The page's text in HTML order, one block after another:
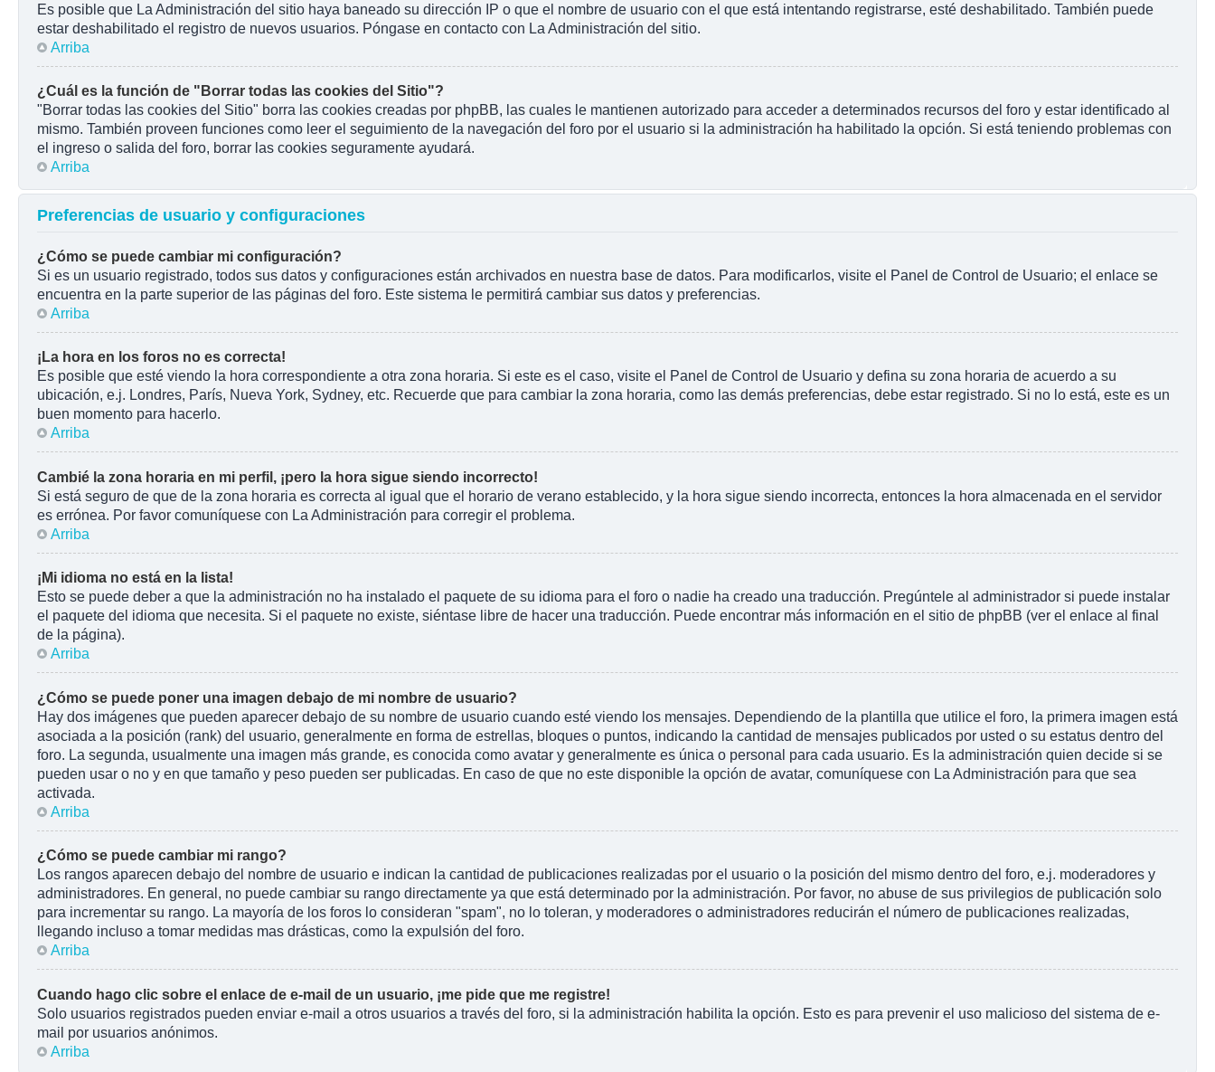
Es posible que La Administración del sitio haya baneado su dirección IP o que el nombre de usuario con el que está intentando registrarse, esté deshabilitado. También puede
estar deshabilitado el registro de nuevos usuarios. Póngase en contacto con La Administración del sitio.
Arriba
¿Cuál es la función de "Borrar todas las cookies del Sitio"?
"Borrar todas las cookies del Sitio" borra las cookies creadas por phpBB, las cuales le mantienen autorizado para acceder a determinados recursos del foro y estar identificado al
mismo. También proveen funciones como leer el seguimiento de la navegación del foro por el usuario si la administración ha habilitado la opción. Si está teniendo problemas con
el ingreso o salida del foro, borrar las cookies seguramente ayudará.
Arriba
Preferencias de usuario y configuraciones
¿Cómo se puede cambiar mi configuración?
Si es un usuario registrado, todos sus datos y configuraciones están archivados en nuestra base de datos. Para modificarlos, visite el Panel de Control de Usuario; el enlace se
encuentra en la parte superior de las páginas del foro. Este sistema le permitirá cambiar sus datos y preferencias.
Arriba
¡La hora en los foros no es correcta!
Es posible que esté viendo la hora correspondiente a otra zona horaria. Si este es el caso, visite el Panel de Control de Usuario y defina su zona horaria de acuerdo a su
ubicación, e.j. Londres, París, Nueva York, Sydney, etc. Recuerde que para cambiar la zona horaria, como las demás preferencias, debe estar registrado. Si no lo está, este es un
buen momento para hacerlo.
Arriba
Cambié la zona horaria en mi perfil, ¡pero la hora sigue siendo incorrecto!
Si está seguro de que de la zona horaria es correcta al igual que el horario de verano establecido, y la hora sigue siendo incorrecta, entonces la hora almacenada en el servidor
es errónea. Por favor comuníquese con La Administración para corregir el problema.
Arriba
¡Mi idioma no está en la lista!
Esto se puede deber a que la administración no ha instalado el paquete de su idioma para el foro o nadie ha creado una traducción. Pregúntele al administrador si puede instalar
el paquete del idioma que necesita. Si el paquete no existe, siéntase libre de hacer una traducción. Puede encontrar más información en el sitio de phpBB (ver el enlace al final
de la página).
Arriba
¿Cómo se puede poner una imagen debajo de mi nombre de usuario?
Hay dos imágenes que pueden aparecer debajo de su nombre de usuario cuando esté viendo los mensajes. Dependiendo de la plantilla que utilice el foro, la primera imagen está
asociada a la posición (rank) del usuario, generalmente en forma de estrellas, bloques o puntos, indicando la cantidad de mensajes publicados por usted o su estatus dentro del
foro. La segunda, usualmente una imagen más grande, es conocida como avatar y generalmente es única o personal para cada usuario. Es la administración quien decide si se
pueden usar o no y en que tamaño y peso pueden ser publicadas. En caso de que no este disponible la opción de avatar, comuníquese con La Administración para que sea
activada.
Arriba
¿Cómo se puede cambiar mi rango?
Los rangos aparecen debajo del nombre de usuario e indican la cantidad de publicaciones realizadas por el usuario o la posición del mismo dentro del foro, e.j. moderadores y
administradores. En general, no puede cambiar su rango directamente ya que está determinado por la administración. Por favor, no abuse de sus privilegios de publicación solo
para incrementar su rango. La mayoría de los foros lo consideran "spam", no lo toleran, y moderadores o administradores reducirán el número de publicaciones realizadas,
llegando incluso a tomar medidas mas drásticas, como la expulsión del foro.
Arriba
Cuando hago clic sobre el enlace de e-mail de un usuario, ¡me pide que me registre!
Solo usuarios registrados pueden enviar e-mail a otros usuarios a través del foro, si la administración habilita la opción. Esto es para prevenir el uso malicioso del sistema de e-
mail por usuarios anónimos.
Arriba